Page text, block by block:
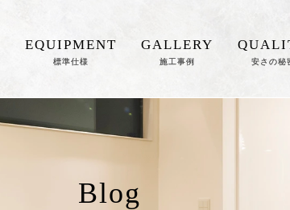
EQUIPMENT
標準仕様
GALLERY
施工事例 安さの秘
Blog